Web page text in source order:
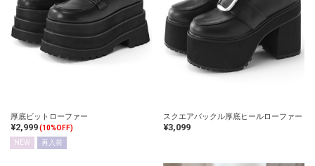
厚底ビットローファー
¥2,999(10%OFF)
NEW
再入荷
スクエアバックル厚底ヒールローファー
¥3,099